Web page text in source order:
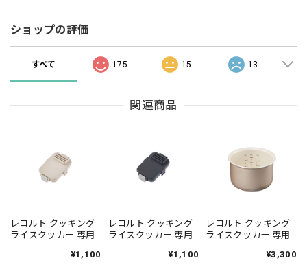
ショップの評価
すべて 175 15 13
関連商品
レコルト クッキング
ライスクッカー 専用
RCR-2SP(W)（対応型
¥1,100
レコルト クッキング
ライスクッカー 専用
RCR-2SP(GY)（対応
¥1,100
レコルト クッキング
ライスクッカー 専用
¥3,300